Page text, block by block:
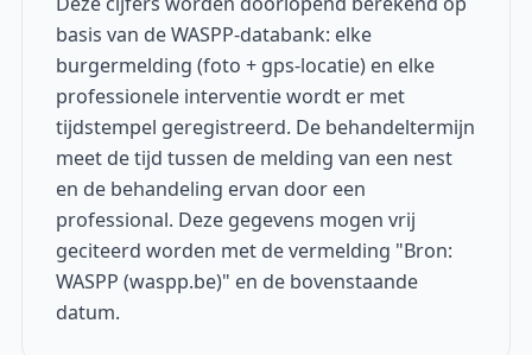
basis van de WASPP-databank: elke
burgermelding (foto + gps-locatie) en elke
professionele interventie wordt er met
tijdstempel geregistreerd. De behandeltermijn
meet de tijd tussen de melding van een nest
en de behandeling ervan door een
professional. Deze gegevens mogen vrij
geciteerd worden met de vermelding "Bron:
WASPP (waspp.be)" en de bovenstaande
datum.